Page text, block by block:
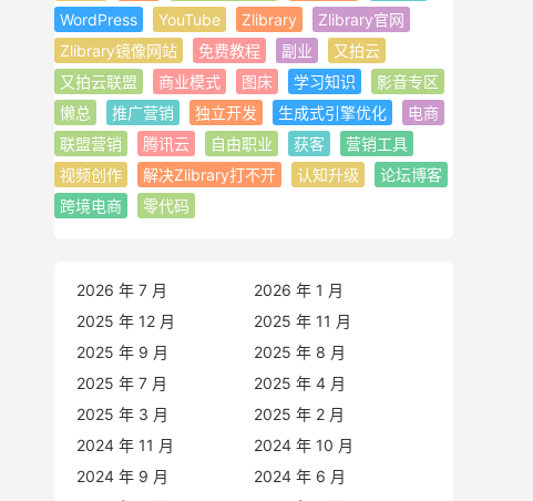
WordPress
YouTube Zlibrary
Zlibrary官网
Zlibrary镜像网站
免费教程 副业
又拍云
又拍云联盟
商业模式 图床 学习知识
影音专区
懒总
推广营销 独立开发 生成式引擎优化
电商
联盟营销
腾讯云 自由职业 获客
营销工具
视频创作
解决Zlibrary打不开 认知升级
论坛博客
跨境电商
零代码
2026 年 7 月
2026 年 1 月
2025 年 12 月
2025 年 11 月
2025 年 9 月
2025 年 8 月
2025 年 7 月
2025 年 4 月
2025 年 3 月
2025 年 2 月
2024 年 11 月
2024 年 10 月
2024 年 9 月
2024 年 6 月